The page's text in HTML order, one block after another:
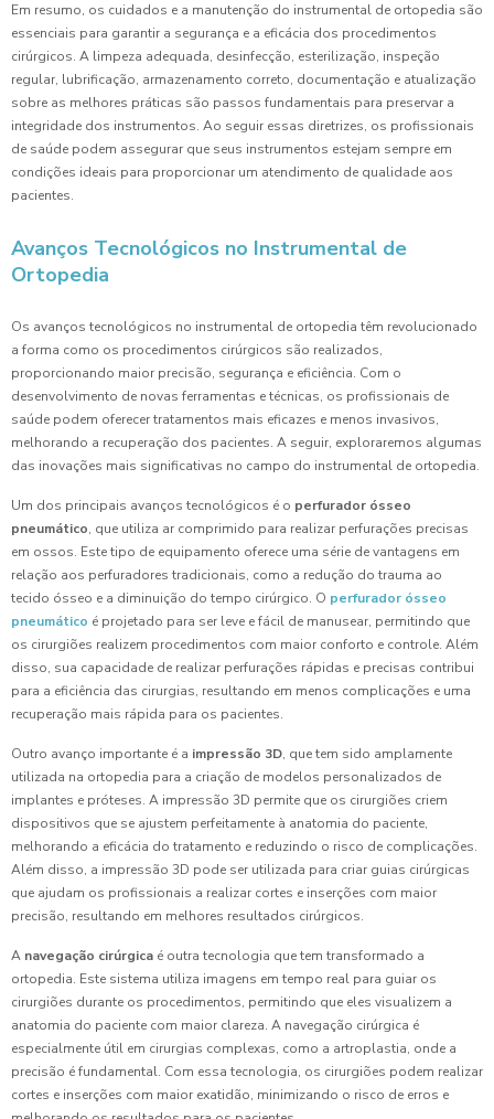
Em resumo, os cuidados e a manutenção do instrumental de ortopedia são
essenciais para garantir a segurança e a eficácia dos procedimentos
cirúrgicos. A limpeza adequada, desinfecção, esterilização, inspeção
regular, lubrificação, armazenamento correto, documentação e atualização
sobre as melhores práticas são passos fundamentais para preservar a
integridade dos instrumentos. Ao seguir essas diretrizes, os profissionais
de saúde podem assegurar que seus instrumentos estejam sempre em
condições ideais para proporcionar um atendimento de qualidade aos
pacientes.
Avanços Tecnológicos no Instrumental de
Ortopedia
Os avanços tecnológicos no instrumental de ortopedia têm revolucionado
a forma como os procedimentos cirúrgicos são realizados,
proporcionando maior precisão, segurança e eficiência. Com o
desenvolvimento de novas ferramentas e técnicas, os profissionais de
saúde podem oferecer tratamentos mais eficazes e menos invasivos,
melhorando a recuperação dos pacientes. A seguir, exploraremos algumas
das inovações mais significativas no campo do instrumental de ortopedia.
Um dos principais avanços tecnológicos é o perfurador ósseo
pneumático, que utiliza ar comprimido para realizar perfurações precisas
em ossos. Este tipo de equipamento oferece uma série de vantagens em
relação aos perfuradores tradicionais, como a redução do trauma ao
tecido ósseo e a diminuição do tempo cirúrgico. O perfurador ósseo
pneumático é projetado para ser leve e fácil de manusear, permitindo que
os cirurgiões realizem procedimentos com maior conforto e controle. Além
disso, sua capacidade de realizar perfurações rápidas e precisas contribui
para a eficiência das cirurgias, resultando em menos complicações e uma
recuperação mais rápida para os pacientes.
Outro avanço importante é a impressão 3D, que tem sido amplamente
utilizada na ortopedia para a criação de modelos personalizados de
implantes e próteses. A impressão 3D permite que os cirurgiões criem
dispositivos que se ajustem perfeitamente à anatomia do paciente,
melhorando a eficácia do tratamento e reduzindo o risco de complicações.
Além disso, a impressão 3D pode ser utilizada para criar guias cirúrgicas
que ajudam os profissionais a realizar cortes e inserções com maior
precisão, resultando em melhores resultados cirúrgicos.
A navegação cirúrgica é outra tecnologia que tem transformado a
ortopedia. Este sistema utiliza imagens em tempo real para guiar os
cirurgiões durante os procedimentos, permitindo que eles visualizem a
anatomia do paciente com maior clareza. A navegação cirúrgica é
especialmente útil em cirurgias complexas, como a artroplastia, onde a
precisão é fundamental. Com essa tecnologia, os cirurgiões podem realizar
cortes e inserções com maior exatidão, minimizando o risco de erros e